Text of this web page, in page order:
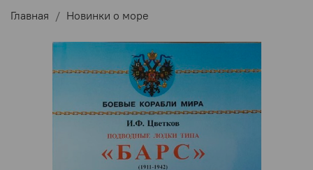
Главная Новинки о море